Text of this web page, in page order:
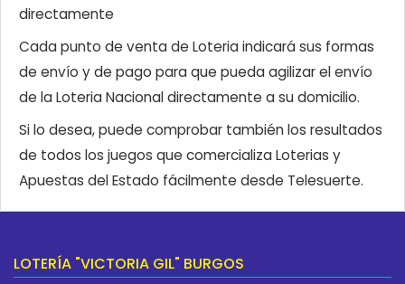
directamente
Cada punto de venta de Loteria indicará sus formas
de envío y de pago para que pueda agilizar el envío
de la Loteria Nacional directamente a su domicilio.
Si lo desea, puede comprobar también los resultados
de todos los juegos que comercializa Loterias y
Apuestas del Estado fácilmente desde Telesuerte.
LOTERÍA "VICTORIA GIL" BURGOS